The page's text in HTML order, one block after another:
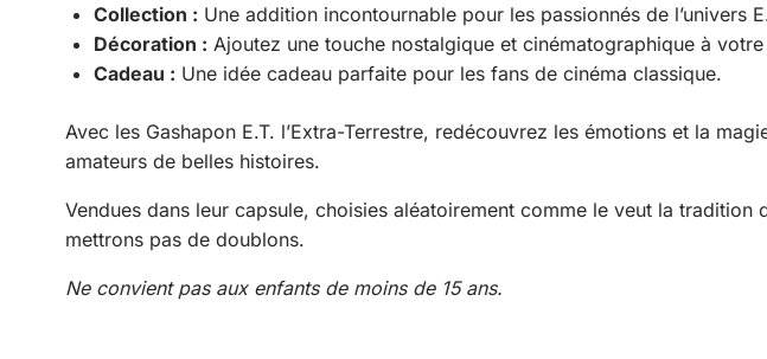
Collection : Une addition incontournable pour les passionnés de l’univers
Décoration : Ajoutez une touche nostalgique et cinématographique à
Cadeau : Une idée cadeau parfaite pour les fans de cinéma classique.
Avec les Gashapon E.T. l’Extra-Terrestre, redécouvrez les émotions et la
amateurs de belles histoires.
Vendues dans leur capsule, choisies aléatoirement comme le veut la
mettrons pas de doublons.
Ne convient pas aux enfants de moins de 15 ans.